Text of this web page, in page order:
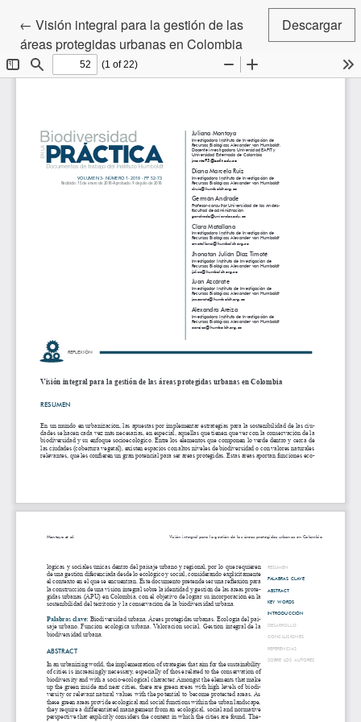
←Volver a los detalles del artículo
Visión integral para la gestión de las
áreas protegidas urbanas en Colombia
Descargar